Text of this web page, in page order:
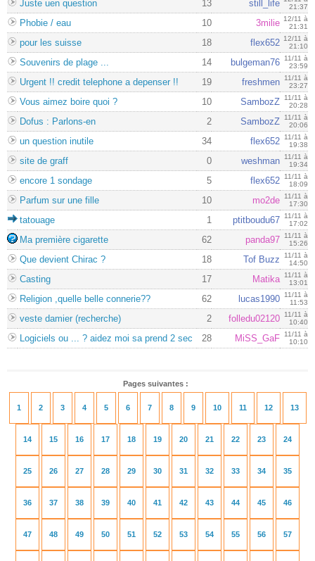
Juste uen question 13 still_life
21:37
Phobie / eau 10 3milie 12/11 à
21:31
pour les suisse 18 flex652 12/11 à
21:10
Souvenirs de plage ... 14 bulgeman76 11/11 à
23:59
Urgent !! credit telephone a depenser !! 19 freshmen 11/11 à
23:27
Vous aimez boire quoi ? 10 SambozZ 11/11 à
20:28
Dofus : Parlons-en 2 SambozZ 11/11 à
20:06
un question inutile 34 flex652 11/11 à
19:38
site de graff 0 weshman 11/11 à
19:34
encore 1 sondage 5 flex652 11/11 à
18:09
Parfum sur une fille 10 mo2de 11/11 à
17:30
tatouage 1 ptitboudu67 11/11 à
17:02
Ma première cigarette 62 panda97 11/11 à
15:26
Que devient Chirac ? 18 Tof Buzz
11/11 à
14:50
Casting 17 Matika 11/11 à
13:01
Religion ,quelle belle connerie?? 62 lucas1990 11/11 à
11:53
veste damier (recherche) 2 folledu02120 11/11 à
10:40
Logiciels ou ... ? aidez moi sa prend 2 sec 28 MiSS_GaF 11/11 à
10:10
Pages suivantes :
1 2 3 4 5 6 7 8 9 10 11 12 13
14 15 16 17 18 19 20 21 22 23 24
25 26 27 28 29 30 31 32 33 34 35
36 37 38 39 40 41 42 43 44 45 46
47 48 49 50 51 52 53 54 55 56 57